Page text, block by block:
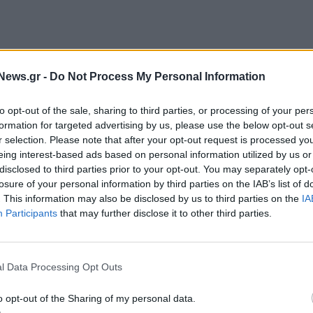
- Do Not Process My Personal Information
opt-out of the sale, sharing to third parties, or processing of your
for targeted advertising by us, please use the below opt-out
selection. Please note that after your opt-out request is processed
interest-based ads based on personal information utilized by us
to third parties prior to your opt-out. You may separately
of your personal information by third parties on the IAB’s list of
This information may also be disclosed by us to third parties on the
Participants that may further disclose it to other third parties.
Data Processing Opt Outs
opt-out of the Sharing of my personal data.
αναπαριστούν τα γραφικά
Σκοπέλου, του νησιού που γυρίστηκε η
προηγηθεί ειδική συνεργασία με τον Δήμο
του προορισμού σε εκατοντάδες χιλιάδες φίλους
στον πολυχώρο O2 της Βρετανικής
αξέχαστη μουσική του, αναζητούμε
μας για τα επόμενα χρόνια είναι να
τον πολιτισμό, τη γαστρονομία και όλα
να απολαύσει και εκτός της υψηλής